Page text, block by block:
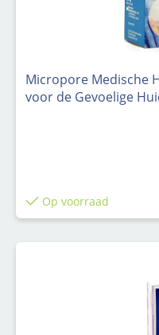
Micropore Medische
voor de Gevoelige
Op voorraad